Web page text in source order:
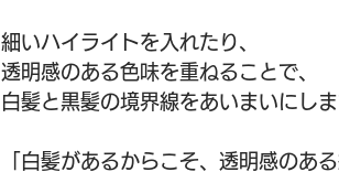
細いハイライトを入れたり、
透明感のある色味を重ねることで、
白髪と黒髪の境界線をあいまいにしま
「白髪があるからこそ、透明感のあ